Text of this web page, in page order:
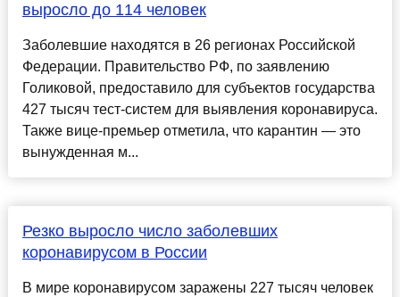
выросло до 114 человек
Заболевшие находятся в 26 регионах Российской
Федерации. Правительство РФ, по заявлению
Голиковой, предоставило для субъектов государства
427 тысяч тест-систем для выявления коронавируса.
Также вице-премьер отметила, что карантин — это
вынужденная м...
Резко выросло число заболевших
коронавирусом в России
В мире коронавирусом заражены 227 тысяч человек